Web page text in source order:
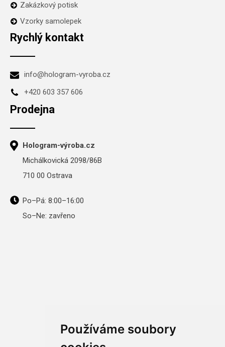
Používáme soubory
Zakázkový potisk
Vzorky samolepek
Rychlý kontakt
info@hologram-vyroba.cz
+420 603 357 606
Prodejna
Hologram-výroba.cz
Michálkovická 2098/86B
710 00 Ostrava
Po–Pá: 8:00–16:00
So–Ne: zavřeno